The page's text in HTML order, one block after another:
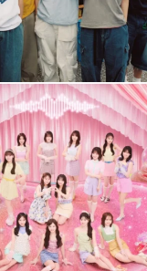
musicjapantv
💡8月特番放送決定！
...
8月 4
1 0